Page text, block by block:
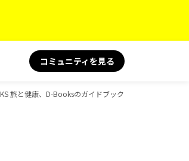
コミュニティを見る
旅と健康、D-Booksのガイドブック一覧